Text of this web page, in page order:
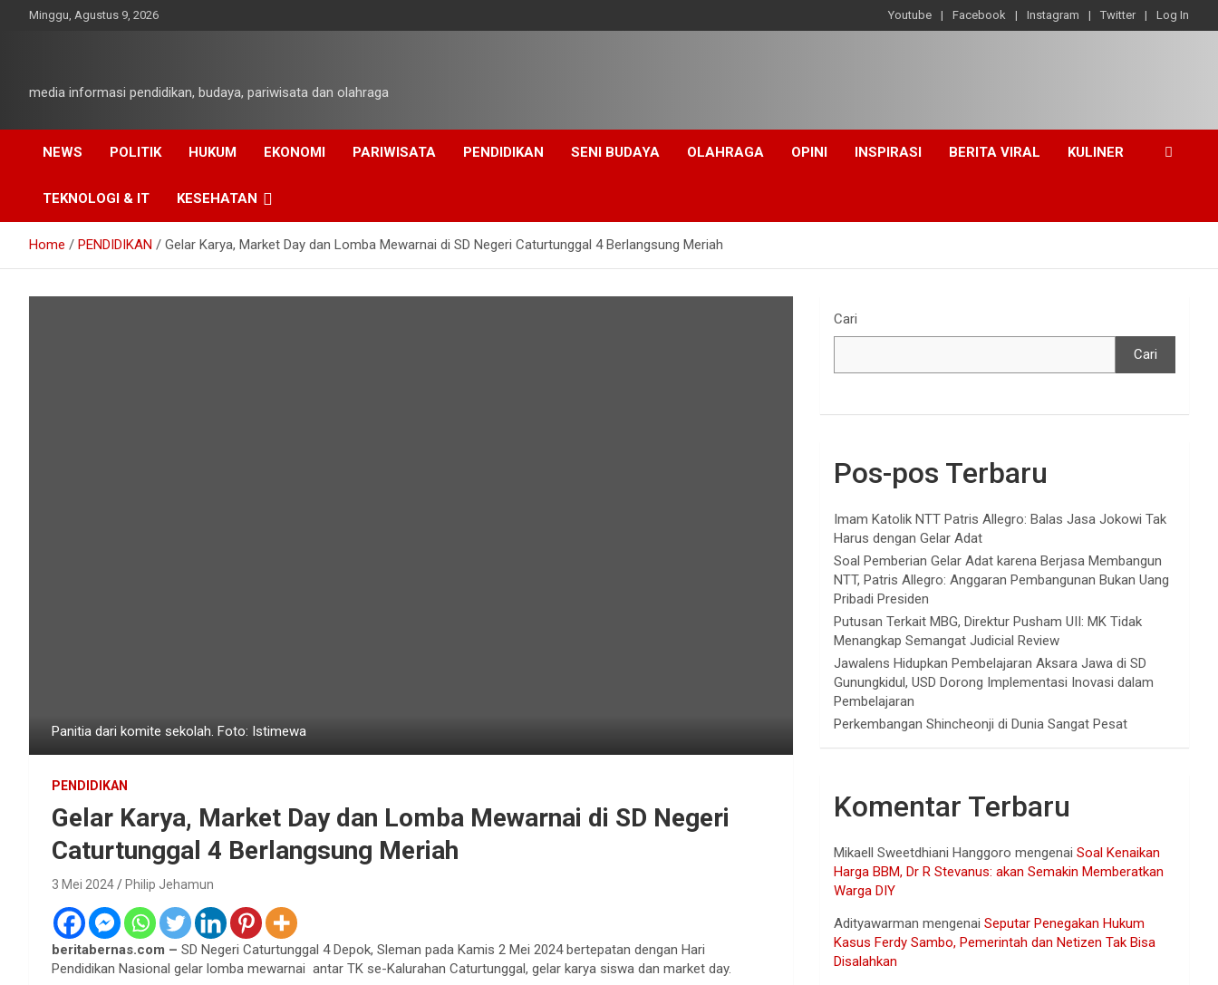
Minggu, Agustus 9, 2026 Youtube Facebook Instagram Twitter Log In
media informasi pendidikan, budaya, pariwisata dan olahraga
NEWS POLITIK HUKUM EKONOMI PARIWISATA PENDIDIKAN SENI BUDAYA OLAHRAGA OPINI INSPIRASI BERITA VIRAL KULINER
TEKNOLOGI & IT KESEHATAN
Home PENDIDIKAN Gelar Karya, Market Day dan Lomba Mewarnai di SD Negeri Caturtunggal 4 Berlangsung Meriah
Panitia dari komite sekolah. Foto: Istimewa
PENDIDIKAN
Gelar Karya, Market Day dan Lomba Mewarnai di SD Negeri
Caturtunggal 4 Berlangsung Meriah
3 Mei 2024 Philip Jehamun
beritabernas.com – SD Negeri Caturtunggal 4 Depok, Sleman pada Kamis 2 Mei 2024 bertepatan dengan Hari
Pendidikan Nasional gelar lomba mewarnai antar TK se-Kalurahan Caturtunggal, gelar karya siswa dan market day.
Cari
Cari
Pos-pos Terbaru
Imam Katolik NTT Patris Allegro: Balas Jasa Jokowi Tak
Harus dengan Gelar Adat
Soal Pemberian Gelar Adat karena Berjasa Membangun
NTT, Patris Allegro: Anggaran Pembangunan Bukan Uang
Pribadi Presiden
Putusan Terkait MBG, Direktur Pusham UII: MK Tidak
Menangkap Semangat Judicial Review
Jawalens Hidupkan Pembelajaran Aksara Jawa di SD
Gunungkidul, USD Dorong Implementasi Inovasi dalam
Pembelajaran
Perkembangan Shincheonji di Dunia Sangat Pesat
Komentar Terbaru
Mikaell Sweetdhiani Hanggoro mengenaiSoal Kenaikan
Harga BBM, Dr R Stevanus: akan Semakin Memberatkan
Warga DIY
Adityawarman mengenaiSeputar Penegakan Hukum
Kasus Ferdy Sambo, Pemerintah dan Netizen Tak Bisa
Disalahkan